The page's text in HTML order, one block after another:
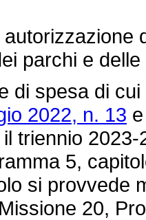
autorizzazione
parchi e
di spesa di
2022, n. 13
triennio
5,
si provvede
20,